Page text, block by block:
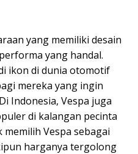
yang memiliki desain
yang handal.
ikon di dunia otomotif
mereka yang ingin
Indonesia, Vespa juga
di kalangan pecinta
Vespa sebagai
harganya tergolong